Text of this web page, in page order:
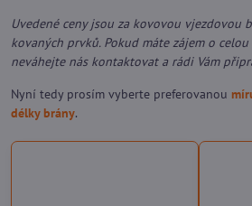
Uvedené ceny jsou za kovovou vjezdovou
kovaných prvků. Pokud máte zájem o
neváhejte nás kontaktovat a rádi Vám
Nyní tedy prosím vyberte preferovanou
délky brány.